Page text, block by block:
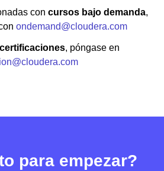
con cursos bajo demanda,
ondemand@cloudera.com
certificaciones, póngase en
para empezar?